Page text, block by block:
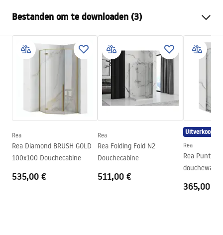
Montagewijze
Inbouw
Kleur
Chroom
Type uitloop
Vast
Materiaal
Messing, ABS
160 mm
160mm
Coatingtechnologie
Aansluitdiameter:
Garantie
5 jaar
Bestanden om te downloaden (3)
Montagehandleiding
manual
manual podt.pdf
Garantievoorwaarden
Warranty_Terms_and_Conditions_Faucets_-_5.pdf
Rea
Rea Diamond BRUSH GOLD
100x100 Douchecabine
535,00 €
Rea
Rea Folding Fold N2
Douchecabine
511,00 €
Uitverkoop
Rea
Rea Punto
douchewand
365,00 €